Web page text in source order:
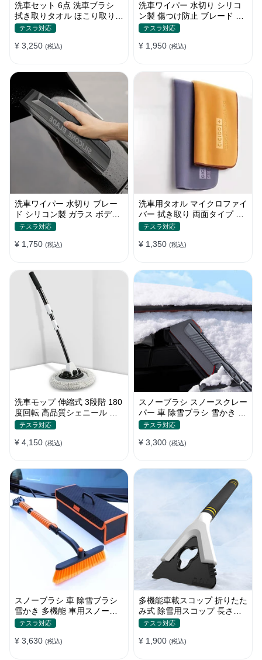
洗車セット 6点 洗車ブラシ
拭き取りタオル ほこり取りモ
ップ 傷防止 家事用
テスラ対応
¥ 3,250 (税込)
洗車ワイパー 水切り シリコ
ン製 傷つけ防止 ブレード 雪
スクレーパーツール
テスラ対応
¥ 1,950 (税込)
洗車ワイパー 水切り ブレー
ド シリコン製 ガラス ボディ
サイドミラー 家事用
テスラ対応
¥ 1,750 (税込)
洗車用タオル マイクロファイ
バー 拭き取り 両面タイプ 吸
水 速乾 2枚セット XS~ Lサイ
テスラ対応
¥ 1,350 (税込)
洗車モップ 伸縮式 3段階 180
度回転 高品質シェニール 傷
付け防止 車用ブラシ
テスラ対応
¥ 4,150 (税込)
スノーブラシ スノースクレー
パー 車 除雪ブラシ 雪かき 3
in 1 多機能 車用スノーブラシ
テスラ対応
¥ 3,300 (税込)
スノーブラシ 車 除雪ブラシ
雪かき 多機能 車用スノーブ
ラシ アイススクレーパー 伸
車用 霜取り 雪対策
テスラ対応
¥ 3,630 (税込)
多機能車載スコップ 折りたた
み式 除雪用スコップ 長さ調
節可能 除雪 雪かきシャベル
車用 軽量 使い勝手良い
テスラ対応
¥ 1,900 (税込)